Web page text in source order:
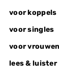
voor koppels
voor singles
voor vrouwen
lees & luister